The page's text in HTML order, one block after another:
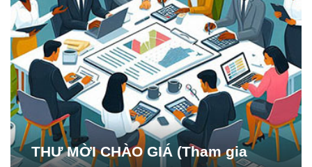
THƯ MỜI CHÀO GIÁ (Tham gia